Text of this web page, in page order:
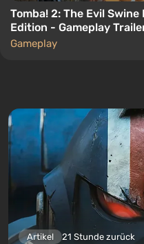
Tomba! 2: The Evil
Edition - Gameplay
Gameplay
Artikel 21 Stunde zurück